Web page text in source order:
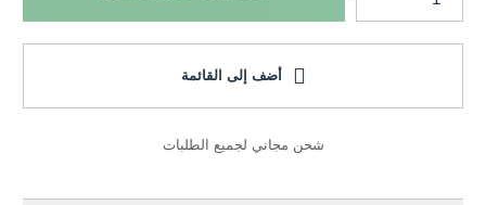
أضف إلى القائمة
شحن مجاني لجميع الطلبات